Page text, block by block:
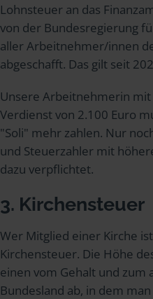
Lohnsteuer an das
von der Bundesregierung
aller Arbeitnehmer/innen
abgeschafft. Das gilt seit
Unsere Arbeitnehmerin
Verdienst von 2.100 Euro
"Soli" mehr zahlen. Nur
und Steuerzahler mit
dazu verpflichtet.
3. Kirchensteuer
Wer Mitglied einer Kirche
Kirchensteuer. Die Höhe
einen vom Gehalt und zum
Bundesland ab, in dem